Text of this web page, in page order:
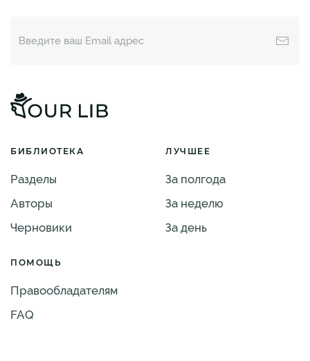
БИБЛИОТЕКА
Разделы
Авторы
Черновики
ЛУЧШЕЕ
За полгода
За неделю
За день
ПОМОЩЬ
Правообладателям
FAQ